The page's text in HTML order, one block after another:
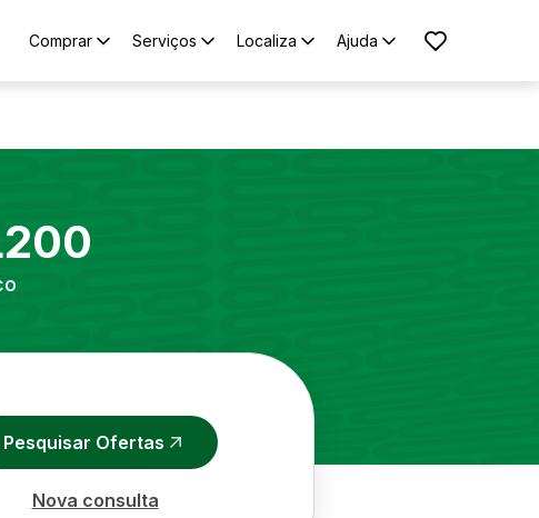
Comprar Serviços Localiza Ajuda
Pesquisar Ofertas
Nova consulta